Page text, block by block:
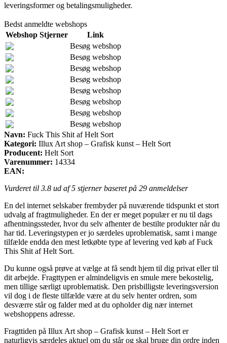
leveringsformer og betalingsmuligheder.
Bedst anmeldte webshops
Webshop Stjerner
Link
Besøg webshop
Besøg webshop
Besøg webshop
Besøg webshop
Besøg webshop
Besøg webshop
Besøg webshop
Besøg webshop
Navn: Fuck This Shit af Helt Sort
Kategori: Illux Art shop – Grafisk kunst – Helt Sort
Producent: Helt Sort
Varenummer: 14334
EAN:
Vurderet til 3.8 ud af 5 stjerner baseret på 29 anmeldelser
En del internet selskaber frembyder på nuværende tidspunkt et stort
udvalg af fragtmuligheder. En der er meget populær er nu til dags
afhentningssteder, hvor du selv afhenter de bestilte produkter når du
har tid. Leveringstypen er jo særdeles uproblematisk, samt i mange
tilfælde endda den mest letkøbte type af levering ved køb af Fuck
This Shit af Helt Sort.
Du kunne også prøve at vælge at få sendt hjem til dig privat eller til
dit arbejde. Fragttypen er almindeligvis en smule mere bekostelig,
men tillige særligt uproblematisk. Den prisbilligste leveringsversion
vil dog i de fleste tilfælde være at du selv henter ordren, som
desværre står og falder med at du opholder dig nær internet
webshoppens adresse.
Fragttiden på Illux Art shop – Grafisk kunst – Helt Sort er
naturligvis særdeles aktuel om du står og skal bruge din ordre inden